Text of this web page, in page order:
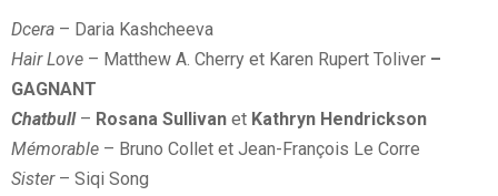
Dcera – Daria Kashcheeva
Hair Love – Matthew A. Cherry et Karen Rupert Toliver –
GAGNANT
Chatbull– Rosana Sullivan et Kathryn Hendrickson
Mémorable – Bruno Collet et Jean-François Le Corre
Sister– Siqi Song